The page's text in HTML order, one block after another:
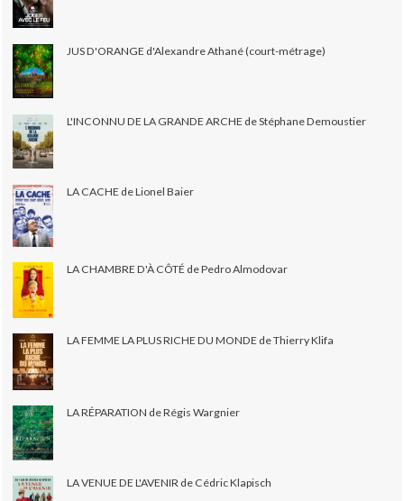
JUS D'ORANGE d'Alexandre Athané (court-métrage)
L'INCONNU DE LA GRANDE ARCHE de Stéphane Demoustier
LA CACHE de Lionel Baier
LA CHAMBRE D'À CÔTÉ de Pedro Almodovar
LA FEMME LA PLUS RICHE DU MONDE de Thierry Klifa
LA RÉPARATION de Régis Wargnier
LA VENUE DE L'AVENIR de Cédric Klapisch